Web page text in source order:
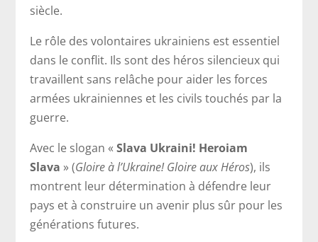
siècle.
Le rôle des volontaires ukrainiens est essentiel
dans le conflit. Ils sont des héros silencieux qui
travaillent sans relâche pour aider les forces
armées ukrainiennes et les civils touchés par la
guerre.
Avec le slogan «Slava Ukraini! Heroiam
Slava » (Gloire à l’Ukraine! Gloire aux Héros), ils
montrent leur détermination à défendre leur
pays et à construire un avenir plus sûr pour les
générations futures.